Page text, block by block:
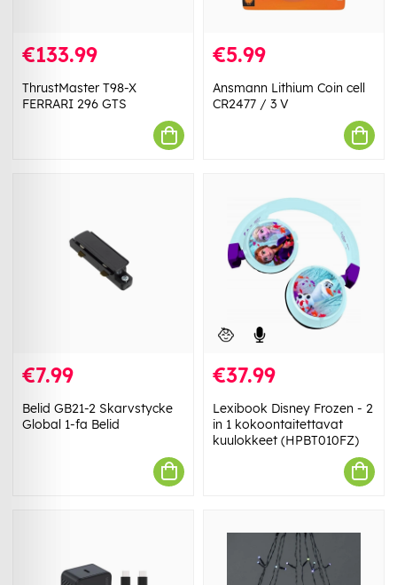
€133.99
ThrustMaster T98-X
FERRARI 296 GTS
€5.99
Ansmann Lithium Coin cell
CR2477 / 3 V
€7.99
Belid GB21-2 Skarvstycke
Global 1-fa Belid
€37.99
Lexibook Disney Frozen - 2
in 1 kokoontaitettavat
kuulokkeet (HPBT010FZ)